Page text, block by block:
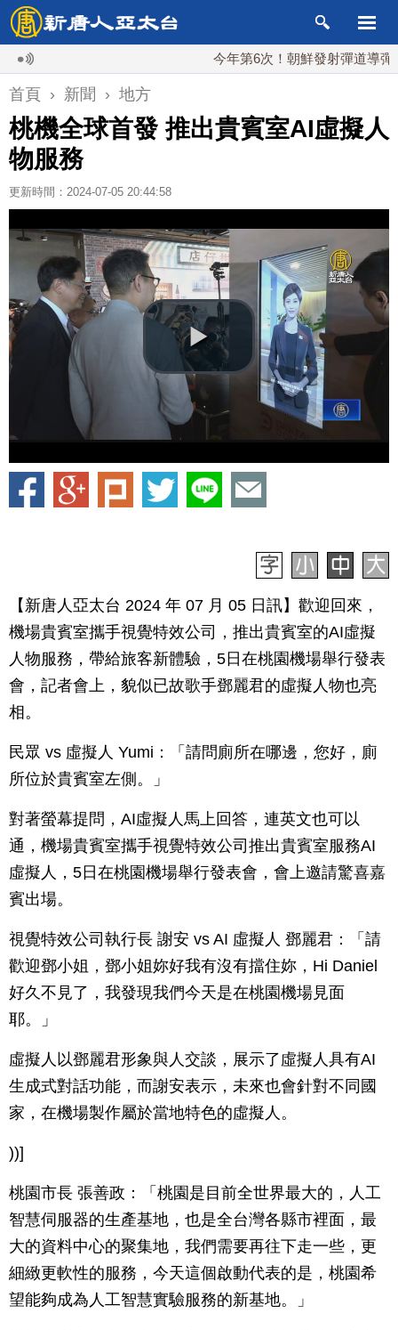
今年第6次！朝鮮發射彈道導彈 落日
首頁 › 新聞 › 地方
桃機全球首發 推出貴賓室AI虛擬人
物服務
更新時間：2024-07-05 20:44:58
【新唐人亞太台 2024 年 07 月 05 日訊】歡迎回來，
機場貴賓室攜手視覺特效公司，推出貴賓室的AI虛擬
人物服務，帶給旅客新體驗，5日在桃園機場舉行發表
會，記者會上，貌似已故歌手鄧麗君的虛擬人物也亮
相。
民眾 vs 虛擬人 Yumi：「請問廁所在哪邊，您好，廁
所位於貴賓室左側。」
對著螢幕提問，AI虛擬人馬上回答，連英文也可以
通，機場貴賓室攜手視覺特效公司推出貴賓室服務AI
虛擬人，5日在桃園機場舉行發表會，會上邀請驚喜嘉
賓出場。
視覺特效公司執行長 謝安 vs AI 虛擬人 鄧麗君：「請
歡迎鄧小姐，鄧小姐妳好我有沒有擋住妳，Hi Daniel
好久不見了，我發現我們今天是在桃園機場見面
耶。」
虛擬人以鄧麗君形象與人交談，展示了虛擬人具有AI
生成式對話功能，而謝安表示，未來也會針對不同國
家，在機場製作屬於當地特色的虛擬人。
))]
桃園市長 張善政：「桃園是目前全世界最大的，人工
智慧伺服器的生產基地，也是全台灣各縣市裡面，最
大的資料中心的聚集地，我們需要再往下走一些，更
細緻更軟性的服務，今天這個啟動代表的是，桃園希
望能夠成為人工智慧實驗服務的新基地。」